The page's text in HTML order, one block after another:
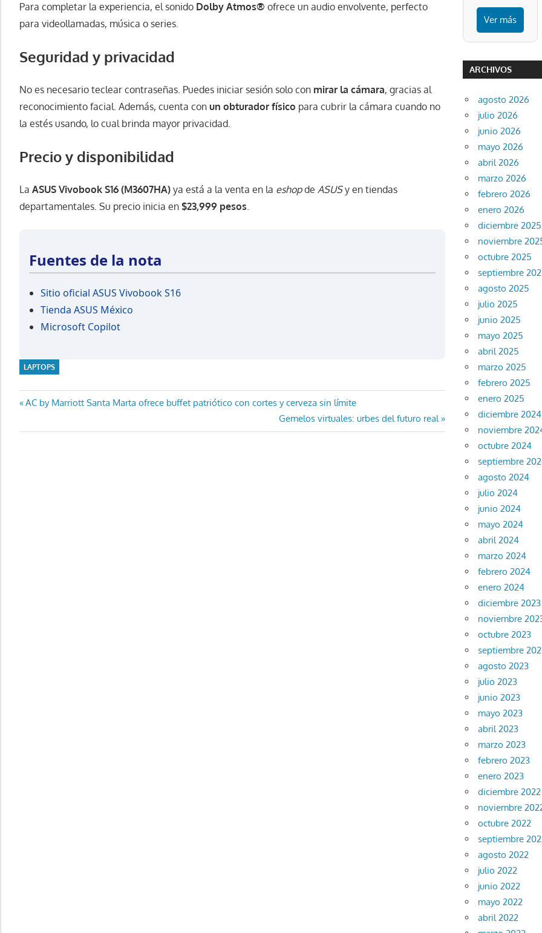
Para completar la experiencia, el sonido Dolby Atmos® ofrece un audio envolvente, perfecto
para videollamadas, música o series.
Seguridad y privacidad
No es necesario teclear contraseñas. Puedes iniciar sesión solo con mirar la cámara, gracias al
reconocimiento facial. Además, cuenta con un obturador físico para cubrir la cámara cuando no
la estés usando, lo cual brinda mayor privacidad.
Precio y disponibilidad
La ASUS Vivobook S16 (M3607HA) ya está a la venta en la eshopde ASUSy en tiendas
departamentales. Su precio inicia en $23,999 pesos.
Fuentes de la nota
Sitio oficial ASUS Vivobook S16
Tienda ASUS México
Microsoft Copilot
LAPTOPS
Navegación
de
Entrada
AC by Marriott Santa Marta ofrece buffet patriótico con cortes y cerveza sin límite
Entrada
siguiente:
Gemelos virtuales: urbes del futuro real
Ver más
ARCHIVOS
agosto 2026
julio 2026
junio 2026
mayo 2026
abril 2026
marzo 2026
febrero 2026
enero 2026
diciembre 2025
noviembre
octubre 2025
septiembre
agosto 2025
julio 2025
junio 2025
mayo 2025
abril 2025
marzo 2025
febrero 2025
enero 2025
diciembre 2024
noviembre
octubre 2024
septiembre
agosto 2024
julio 2024
junio 2024
mayo 2024
abril 2024
marzo 2024
febrero 2024
enero 2024
diciembre 2023
noviembre
octubre 2023
septiembre
agosto 2023
julio 2023
junio 2023
mayo 2023
abril 2023
marzo 2023
febrero 2023
enero 2023
diciembre 2022
noviembre
octubre 2022
septiembre
agosto 2022
julio 2022
junio 2022
mayo 2022
abril 2022